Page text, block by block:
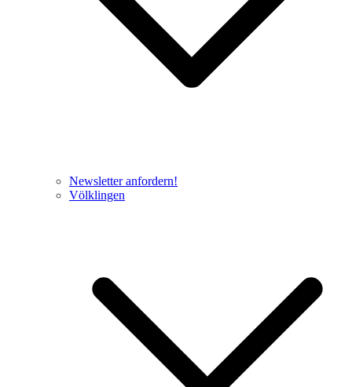
Newsletter anfordern!
Völklingen